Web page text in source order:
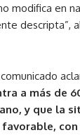
modifica en
descripta”,
a más de
y que la
favorable,